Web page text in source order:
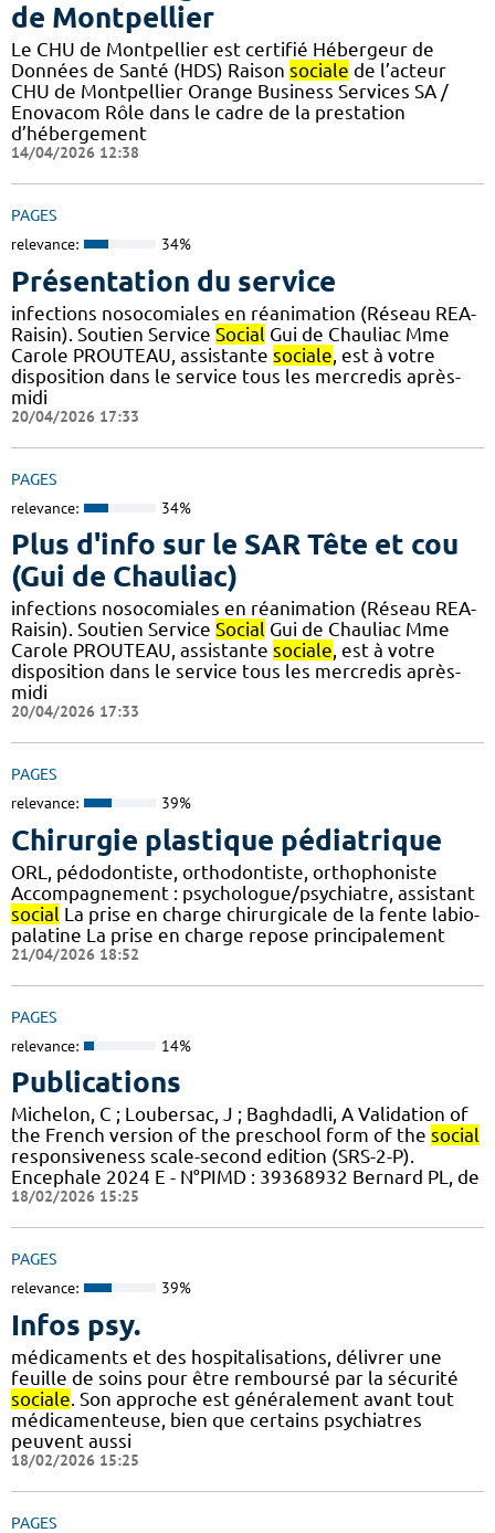
de Montpellier
Le CHU de Montpellier est certifié Hébergeur de
Données de Santé (HDS) Raison sociale de l’acteur
CHU de Montpellier Orange Business Services SA /
Enovacom Rôle dans le cadre de la prestation
d’hébergement
14/04/2026 12:38
PAGES
relevance: 34%
Présentation du service
infections nosocomiales en réanimation (Réseau REA-
Raisin). Soutien Service Social Gui de Chauliac Mme
Carole PROUTEAU, assistante sociale , est à votre
disposition dans le service tous les mercredis après-
midi
20/04/2026 17:33
PAGES
relevance: 34%
Plus d'info sur le SAR Tête et cou
(Gui de Chauliac)
infections nosocomiales en réanimation (Réseau REA-
Raisin). Soutien Service Social Gui de Chauliac Mme
Carole PROUTEAU, assistante sociale, est à votre
disposition dans le service tous les mercredis après-
midi
20/04/2026 17:33
PAGES
relevance: 39%
Chirurgie plastique pédiatrique
ORL, pédodontiste, orthodontiste, orthophoniste
Accompagnement : psychologue/psychiatre, assistant
social La prise en charge chirurgicale de la fente labio-
palatine La prise en charge repose principalement
21/04/2026 18:52
PAGES
relevance: 14%
Publications
Michelon, C ; Loubersac, J ; Baghdadli, A Validation of
the French version of the preschool form of the social
responsiveness scale-second edition (SRS-2-P).
Encephale 2024 E - N°PIMD : 39368932 Bernard PL, de
18/02/2026 15:25
PAGES
relevance: 39%
Infos psy.
médicaments et des hospitalisations, délivrer une
feuille de soins pour être remboursé par la sécurité
sociale . Son approche est généralement avant tout
médicamenteuse, bien que certains psychiatres
peuvent aussi
18/02/2026 15:25
PAGES